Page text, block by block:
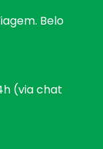
Belo
(via chat